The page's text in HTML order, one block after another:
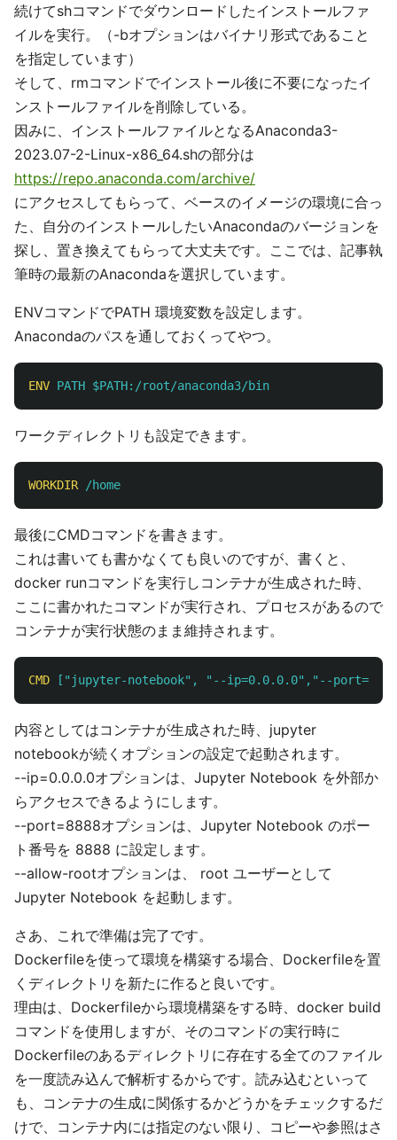
続けてshコマンドでダウンロードしたインストールファ
イルを実行。（-bオプションはバイナリ形式であること
を指定しています）
そして、rmコマンドでインストール後に不要になったイ
ンストールファイルを削除している。
因みに、インストールファイルとなるAnaconda3-
2023.07-2-Linux-x86_64.shの部分は
https://repo.anaconda.com/archive/
にアクセスしてもらって、ベースのイメージの環境に合っ
た、自分のインストールしたいAnacondaのバージョンを
探し、置き換えてもらって大丈夫です。ここでは、記事執
筆時の最新のAnacondaを選択しています。
ENVコマンドでPATH 環境変数を設定します。
Anacondaのパスを通しておくってやつ。
ENV PATH $PATH:/root/anaconda3/bin
ワークディレクトリも設定できます。
WORKDIR /home
最後にCMDコマンドを書きます。
これは書いても書かなくても良いのですが、書くと、
docker runコマンドを実行しコンテナが生成された時、
ここに書かれたコマンドが実行され、プロセスがあるので
コンテナが実行状態のまま維持されます。
CMD ["jupyter-notebook", "--ip=0.0.0.0","--
内容としてはコンテナが生成された時、jupyter
notebookが続くオプションの設定で起動されます。
--ip=0.0.0.0オプションは、Jupyter Notebook を外部か
らアクセスできるようにします。
--port=8888オプションは、Jupyter Notebook のポー
ト番号を 8888 に設定します。
--allow-rootオプションは、 root ユーザーとして
Jupyter Notebook を起動します。
さあ、これで準備は完了です。
Dockerfileを使って環境を構築する場合、Dockerfileを置
くディレクトリを新たに作ると良いです。
理由は、Dockerfileから環境構築をする時、docker build
コマンドを使用しますが、そのコマンドの実行時に
Dockerfileのあるディレクトリに存在する全てのファイル
を一度読み込んで解析するからです。読み込むといって
も、コンテナの生成に関係するかどうかをチェックするだ
けで、コンテナ内には指定のない限り、コピーや参照はさ